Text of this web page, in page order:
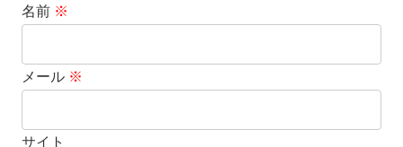
名前 ※
メール ※
サイト